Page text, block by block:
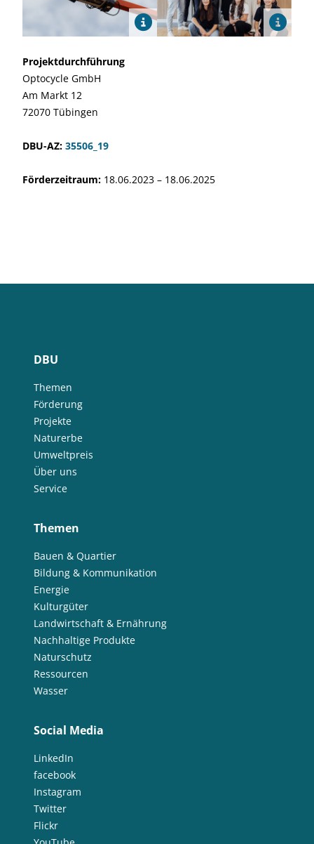
Projektdurchführung
Optocycle GmbH
Am Markt 12
72070 Tübingen
DBU-AZ: 35506_19
Förderzeitraum: 18.06.2023 – 18.06.2025
DBU
Themen
Förderung
Projekte
Naturerbe
Umweltpreis
Über uns
Service
Themen
Bauen & Quartier
Bildung & Kommunikation
Energie
Kulturgüter
Landwirtschaft & Ernährung
Nachhaltige Produkte
Naturschutz
Ressourcen
Wasser
Social Media
LinkedIn
facebook
Instagram
Twitter
Flickr